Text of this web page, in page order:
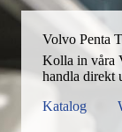
Volvo Penta
Kolla in våra
handla direkt
Katalog